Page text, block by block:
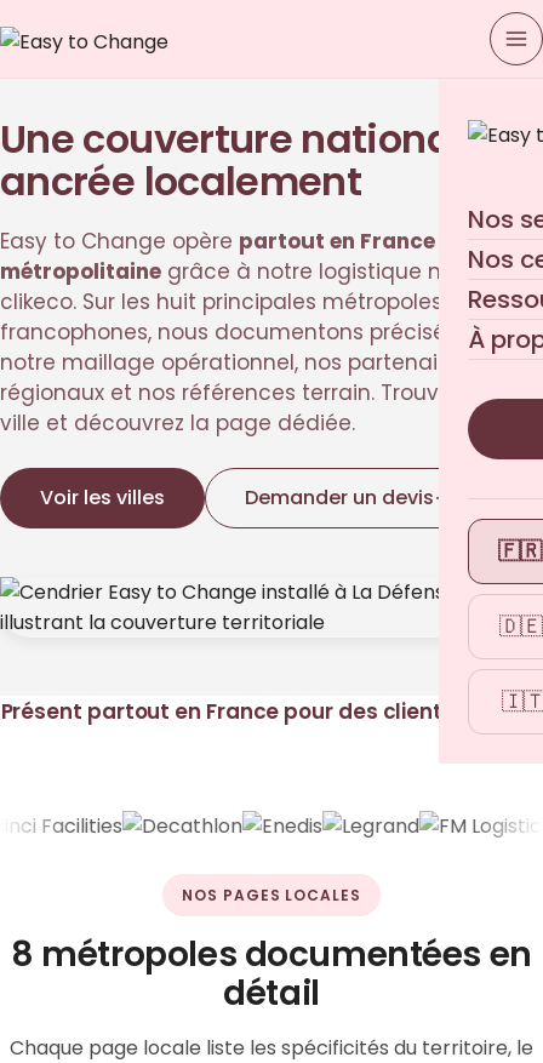
Nos
Nos
À
🇫🇷
🇩🇪
Une couverture nationale,
ancrée localement
Easy to Change opère partout en France
métropolitaine grâce à notre logistique nationale
clikeco. Sur les huit principales métropoles
francophones, nous documentons précisément
notre maillage opérationnel, nos partenaires
régionaux et nos références terrain. Trouvez votre
ville et découvrez la page dédiée.
Voir les villes Demander un devis→
Présent partout en France pour des clients comme
NOS PAGES LOCALES
8 métropoles documentées en
détail
Chaque page locale liste les spécificités du territoire, le